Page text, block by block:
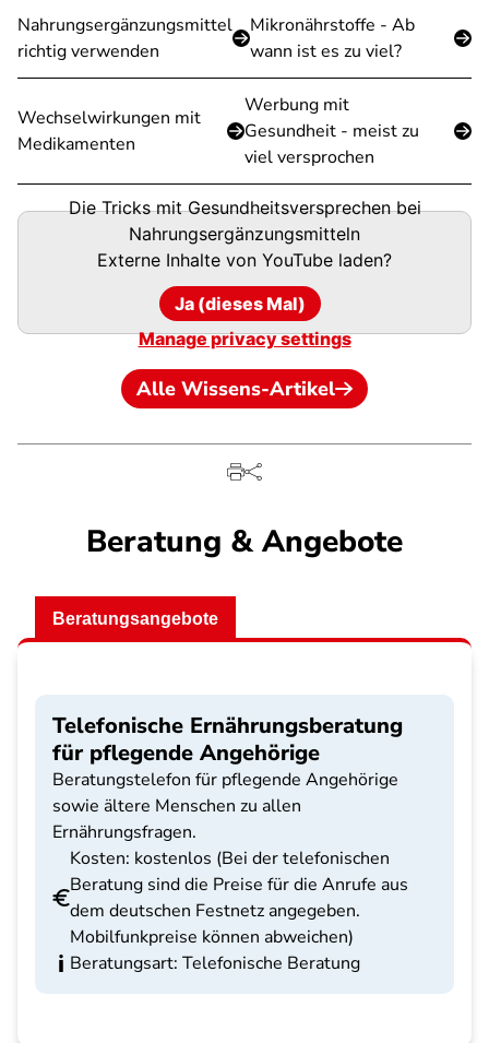
Nahrungsergänzungsmittel
richtig verwenden
Mikronährstoffe - Ab
wann ist es zu viel?
Wechselwirkungen mit
Medikamenten
Werbung mit
Gesundheit - meist zu
viel versprochen
Die Tricks mit Gesundheitsversprechen bei
Nahrungsergänzungsmitteln
Externe Inhalte von YouTube laden?
Ja (dieses Mal)
Manage privacy settings
Alle Wissens-Artikel
Beratung & Angebote
Beratungsangebote
Telefonische Ernährungsberatung
für pflegende Angehörige
Beratungstelefon für pflegende Angehörige
sowie ältere Menschen zu allen
Ernährungsfragen.
Kosten: kostenlos (Bei der telefonischen
Beratung sind die Preise für die Anrufe aus
dem deutschen Festnetz angegeben.
Mobilfunkpreise können abweichen)
Beratungsart: Telefonische Beratung